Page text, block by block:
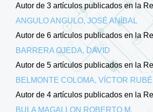
Autor de 3 artículos publicados en la
ANGULO ANGULO, JOSÉ ANÍBAL
Autor de 6 artículos publicados en la
BARRERA OJEDA, DAVID
Autor de 5 artículos publicados en la
BELMONTE COLOMA, VÍCTOR
Autor de 4 artículos publicados en la
BULA MAGALLON ROBERTO M.